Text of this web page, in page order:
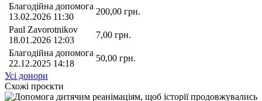
Благодійна допомога
13.02.2026 11:30
200,00 грн.
Paul Zavorotnikov
18.01.2026 12:03
7,00 грн.
Благодійна допомога
22.12.2025 14:18
50,00 грн.
Усі донори
Схожі проєкти